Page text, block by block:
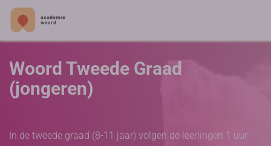
Woord Tweede Graad
(jongeren)
In de tweede graad (8-11 jaar) volgen de leerlingen 1 uur